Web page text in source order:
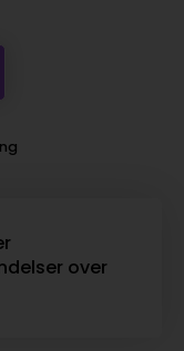
over